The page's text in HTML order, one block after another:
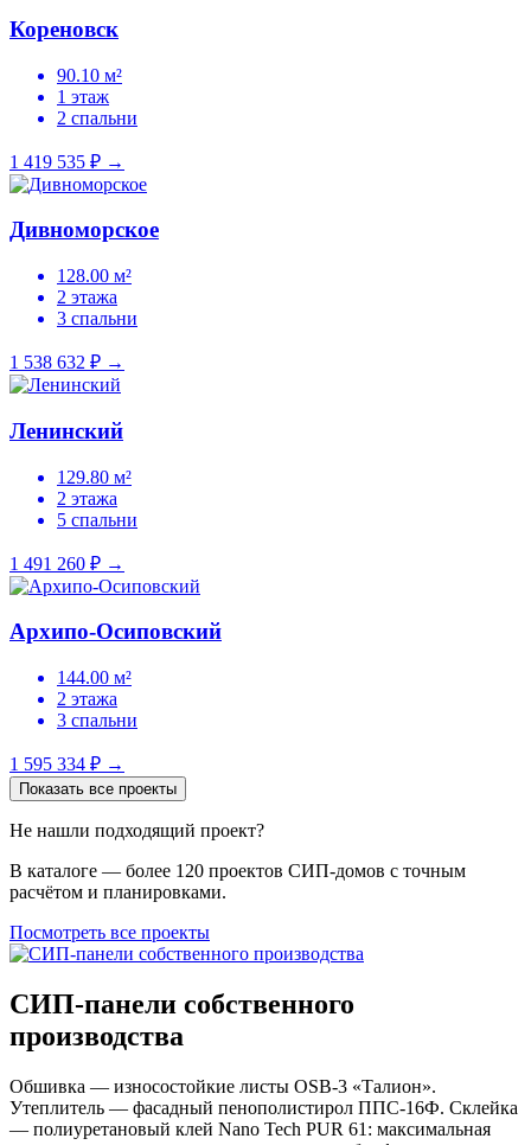
Кореновск
90.10 м²
1 этаж
2 спальни
1 419 535 ₽ →
Дивноморское
128.00 м²
2 этажа
3 спальни
1 538 632 ₽ →
Ленинский
129.80 м²
2 этажа
5 спальни
1 491 260 ₽ →
Архипо-Осиповский
144.00 м²
2 этажа
3 спальни
1 595 334 ₽ →
Показать все проекты
Не нашли подходящий проект?
В каталоге — более 120 проектов СИП-домов с точным
расчётом и планировками.
Посмотреть все проекты
СИП-панели собственного
производства
Обшивка — износостойкие листы OSB-3 «Талион».
Утеплитель — фасадный пенополистирол ППС-16Ф. Склейка
— полиуретановый клей Nano Tech PUR 61: максимальная